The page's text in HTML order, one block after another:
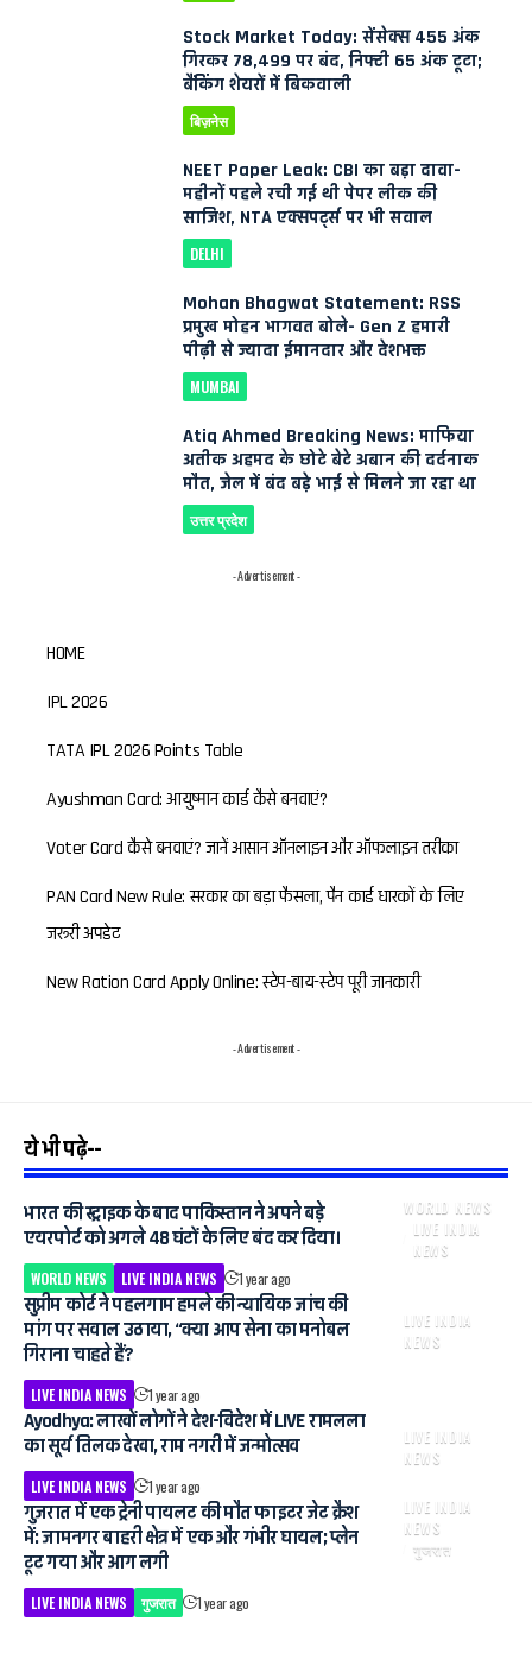
Stock Market Today: सेंसेक्स 455 अंक
गिरकर 78,499 पर बंद, निफ्टी 65 अंक टूटा;
बैंकिंग शेयरों में बिकवाली
बिज़नेस
NEET Paper Leak: CBI का बड़ा दावा-
महीनों पहले रची गई थी पेपर लीक की
साजिश, NTA एक्सपर्ट्स पर भी सवाल
DELHI
Mohan Bhagwat Statement: RSS
प्रमुख मोहन भागवत बोले- Gen Z हमारी
पीढ़ी से ज्यादा ईमानदार और देशभक्त
MUMBAI
Atiq Ahmed Breaking News: माफिया
अतीक अहमद के छोटे बेटे अबान की दर्दनाक
मौत, जेल में बंद बड़े भाई से मिलने जा रहा था
उत्तर प्रदेश
- Advertisement -
HOME
IPL 2026
TATA IPL 2026 Points Table
Ayushman Card: आयुष्मान कार्ड कैसे बनवाएं?
Voter Card कैसे बनवाएं? जानें आसान ऑनलाइन और ऑफलाइन तरीका
PAN Card New Rule: सरकार का बड़ा फैसला, पैन कार्ड धारकों के लिए
जरूरी अपडेट
New Ration Card Apply Online: स्टेप-बाय-स्टेप पूरी जानकारी
- Advertisement -
ये भी पढ़े--
WORLD NEWS
LIVE INDIA
NEWS
भारत की स्ट्राइक के बाद पाकिस्तान ने अपने बड़े
एयरपोर्ट को अगले 48 घंटों के लिए बंद कर दिया।
WORLD NEWS LIVE INDIA NEWS 1 year ago
LIVE INDIA
NEWS
सुप्रीम कोर्ट ने पहलगाम हमले की न्यायिक जांच की
मांग पर सवाल उठाया, “क्या आप सेना का मनोबल
गिराना चाहते हैं?
LIVE INDIA NEWS 1 year ago
LIVE INDIA
NEWS
Ayodhya: लाखों लोगों ने देश-विदेश में LIVE रामलला
का सूर्य तिलक देखा, राम नगरी में जन्मोत्सव
LIVE INDIA NEWS
1 year ago
LIVE INDIA
NEWS
गुजरात
गुजरात में एक ट्रेनी पायलट की मौत फाइटर जेट क्रैश
में: जामनगर बाहरी क्षेत्र में एक और गंभीर घायल; प्लेन
टूट गया और आग लगी
LIVE INDIA NEWS गुजरात 1 year ago